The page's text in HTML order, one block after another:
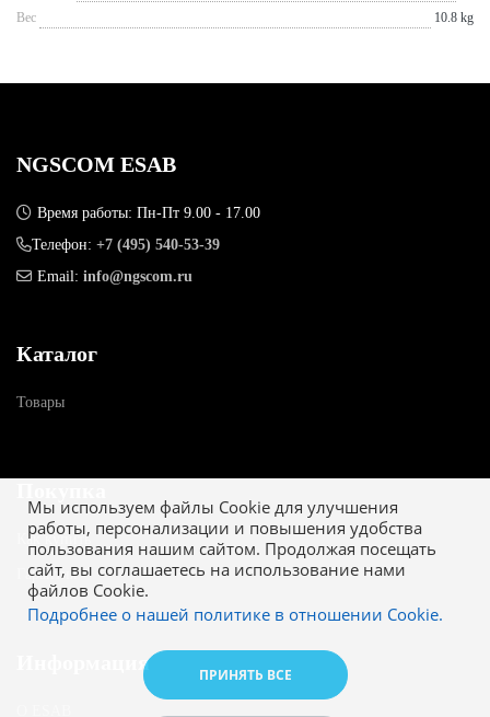
Вес
10.8 kg
Мы используем файлы Cookie для улучшения
работы, персонализации и повышения удобства
пользования нашим сайтом. Продолжая посещать
сайт, вы соглашаетесь на использование нами
файлов Cookie.
Подробнее о нашей политике в отношении Cookie.
ПРИНЯТЬ ВСЕ
NGSCOM ESAB
Время работы: Пн-Пт 9.00 - 17.00
Телефон: +7 (495) 540-53-39
Email: info@ngscom.ru
Каталог
Товары
Как купить
Гарантия
Информация